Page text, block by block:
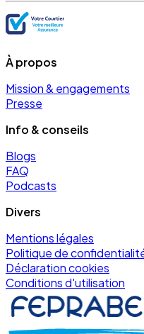
À propos
Mission & engagements
Presse
Info & conseils
Blogs
FAQ
Podcasts
Divers
Mentions légales
Politique de
Déclaration cookies
Conditions d'utilisation